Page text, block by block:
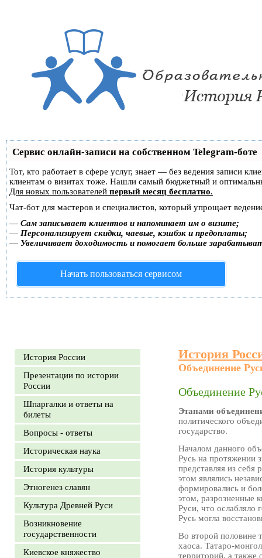
Сервис онлайн-записи на собственном Telegram-боте
Тот, кто работает в сфере услуг, знает — без ведения записи
клиентам о визитах тоже. Нашли самый бюджетный и
Для новых пользователей первый месяц бесплатно.
Чат-бот для мастеров и специалистов, который упрощает
— Сам записывает клиентов и напоминает им о визите;
— Персонализирует скидки, чаевые, кэшбэк и предоплаты;
— Увеличивает доходимость и помогает больше
Начать пользоваться сервисом
История России
Презентации по истории
России
Шпаргалки и ответы на
билеты
Вопросы - ответы
Историческая наука
История культуры
Этногенез славян
Культура Древней Руси
Возникновение
государственности
Киевское княжество
История
Объединение
Объединение
Этапами
политического
государство.
Началом данного
Русь на протяжении
представляя из себя
этом являлись
формировались и
этом, разрозненные
Руси, что ослабляло
Русь могла
Во второй половине
хаоса. Татаро-
территорий, а также